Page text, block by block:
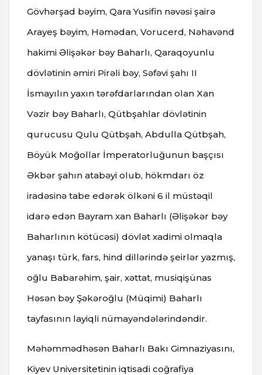
Gövhərşad bəyim, Qara Yusifin nəvəsi şairə
Arayeş bəyim, Həmədan, Vorucerd, Nəhavənd
hakimi Əlişəkər bəy Baharlı, Qaraqoyunlu
dövlətinin əmiri Pirəli bəy, Səfəvi şahı II
İsmayılın yaxın tərəfdarlarından olan Xan
Vəzir bəy Baharlı, Qütbşahlar dövlətinin
qurucusu Qulu Qütbşah, Abdulla Qütbşah,
Böyük Moğollar İmperatorluğunun başçısı
Əkbər şahın atabəyi olub, hökmdarı öz
iradəsinə tabe edərək ölkəni 6 il müstəqil
idarə edən Bayram xan Baharlı (Əlişəkər bəy
Baharlının kötücəsi) dövlət xadimi olmaqla
yanaşı türk, fars, hind dillərində şeirlər yazmış,
oğlu Babarəhim, şair, xəttat, musiqişünas
Həsən bəy Şəkəroğlu (Müqimi) Baharlı
tayfasının layiqli nümayəndələrindəndir.
Məhəmmədhəsən Baharlı Bakı Gimnaziyasını,
Kiyev Universitetinin iqtisadi coğrafiya